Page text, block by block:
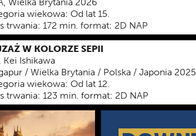
wiekowa: Od lat 15.
trwania: 172 min. format: 2D NAP
W KOLORZE SEPII
Kei Ishikawa
/ Wielka Brytania / Polska / Japonia 2025
wiekowa: Od lat 12.
trwania: 123 min. format: 2D NAP